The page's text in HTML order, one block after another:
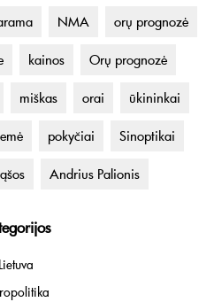
NMA orų prognozė
kainos Orų prognozė
miškas orai ūkininkai
pokyčiai Sinoptikai
Andrius Palionis
Lietuva